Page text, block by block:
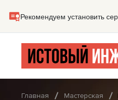
Главная Мастерская